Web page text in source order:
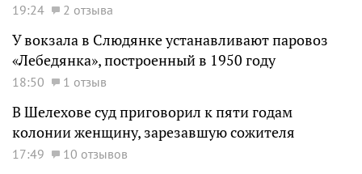
19:24 2 отзыва
У вокзала в Слюдянке устанавливают паровоз
«Лебедянка», построенный в 1950 году
18:50 1 отзыв
В Шелехове суд приговорил к пяти годам
колонии женщину, зарезавшую сожителя
17:49 10 отзывов